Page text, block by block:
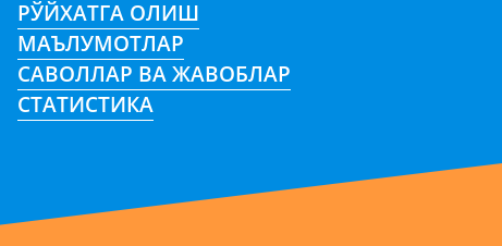
РЎЙХАТГА ОЛИШ
МАЪЛУМОТЛАР
САВОЛЛАР ВА ЖАВОБЛАР
СТАТИСТИКА